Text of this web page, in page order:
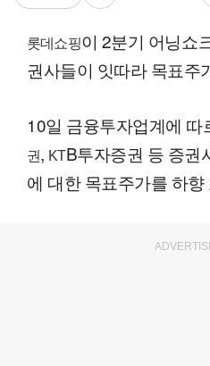
롯데쇼핑이 2분기 어닝쇼
권사들이 잇따라 목표주
10일 금융투자업계에 따
권, KTB투자증권 등 증권
에 대한 목표주가를 하